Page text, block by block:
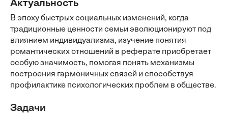
Актуальность
В эпоху быстрых социальных изменений, когда
традиционные ценности семьи эволюционируют под
влиянием индивидуализма, изучение понятия
романтических отношений в реферате приобретает
особую значимость, помогая понять механизмы
построения гармоничных связей и способствуя
профилактике психологических проблем в обществе.
Задачи